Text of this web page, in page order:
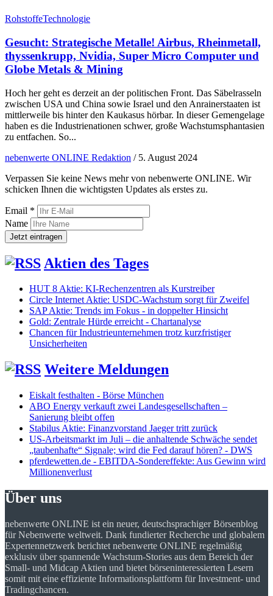
RohstoffeTechnologie
Gesucht: Strategische Metalle! Airbus, Rheinmetall,
thyssenkrupp, Nvidia, Super Micro Computer und
Globe Metals & Mining
Hoch her geht es derzeit an der politischen Front. Das Säbelrasseln
zwischen USA und China sowie Israel und den Anrainerstaaten ist
mittlerweile bis hinter den Kaukasus hörbar. In dieser Gemengelage
haben es die Industrienationen schwer, große Wachstumsphantasien
zu entfachen. So...
nebenwerte ONLINE Redaktion / 5. August 2024
Verpassen Sie keine News mehr von nebenwerte ONLINE. Wir
schicken Ihnen die wichtigsten Updates als erstes zu.
Email *
Name
Aktien des Tages
HUT 8 Aktie: KI-Rechenzentren als Kurstreiber
Circle Internet Aktie: USDC-Wachstum sorgt für Zweifel
SAP Aktie: Trends im Fokus - in doppelter Hinsicht
Gold: Zentrale Hürde erreicht - Chartanalyse
Chancen für Industrieunternehmen trotz kurzfristiger
Unsicherheiten
Weitere Meldungen
Eiskalt festhalten - Börse München
ABO Energy verkauft zwei Landesgesellschaften –
Sanierung bleibt offen
Stabilus Aktie: Finanzvorstand Jaeger tritt zurück
US-Arbeitsmarkt im Juli – die anhaltende Schwäche sendet
„taubenhafte“ Signale; wird die Fed darauf hören? - DWS
pferdewetten.de - EBITDA-Sondereffekte: Aus Gewinn wird
Millionenverlust
Über uns
nebenwerte ONLINE ist ein neuer, deutschsprachiger Börsenblog
für Nebenwerte weltweit. Dank fundierter Recherche und globalem
Expertennetzwerk berichtet nebenwerte ONLINE regelmäßig
exklusiv über spannende Wachstum-Stories aus dem Bereich der
Small- und Midcap Aktien und bietet börseninteressierten Lesern
somit mit eine effiziente Informationsplattform für Investment- und
Tradingchancen.